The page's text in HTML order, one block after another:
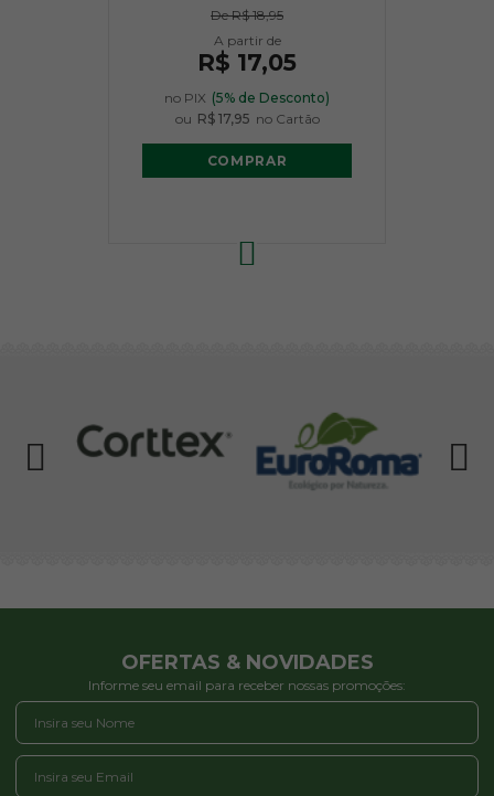
DeR$ 18,95
R$ 17,05
no PIX (5% de Desconto)
ou R$ 17,95 no Cartão
COMPRAR
OFERTAS & NOVIDADES
Informe seu email para receber nossas promoções: